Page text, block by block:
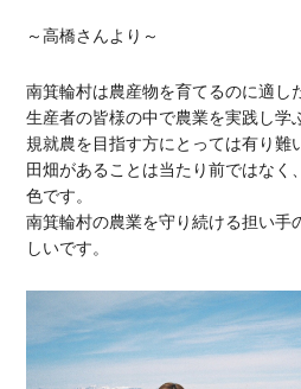
～高橋さんより～
南箕輪村は農産物を育てるのに適し
生産者の皆様の中で農業を実践し学
規就農を目指す方にとっては有り難
田畑があることは当たり前ではなく
色です。
南箕輪村の農業を守り続ける担い手
しいです。